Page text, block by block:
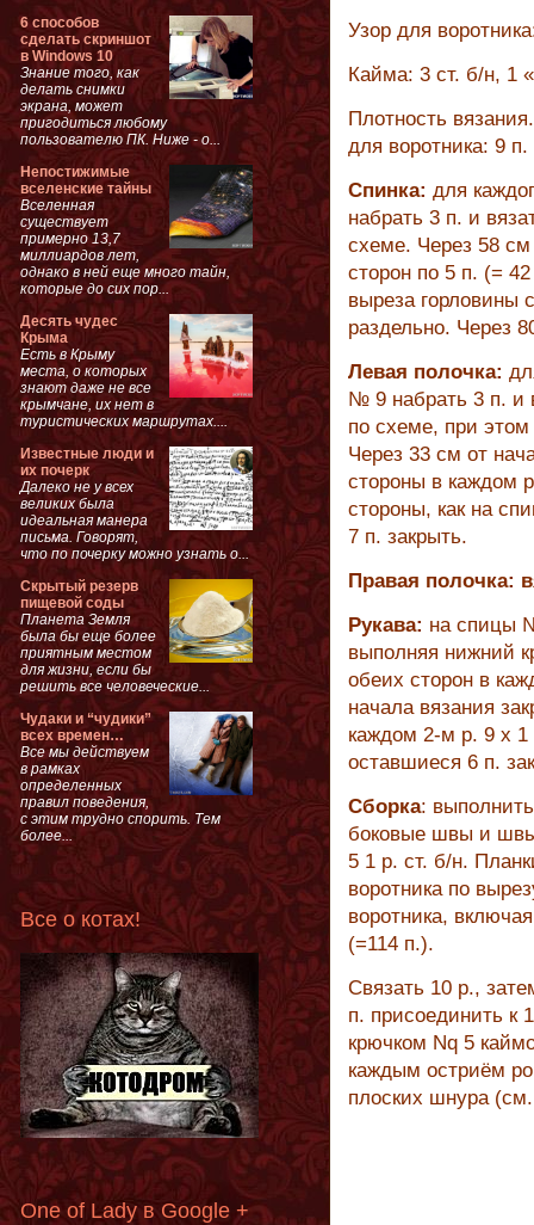
Узор для
Кайма: 3 ст. б/н, 1
Плотность
для воротника: 9
Спинка: для
набрать 3 п. и
схеме. Через 58
сторон по 5 п. (=
выреза горловины
раздельно. Через
Левая полочка:
№ 9 набрать 3 п. и
по схеме, при
Через 33 см от
стороны в каждом
стороны, как на
7 п. закрыть.
Правая полочка:
Рукава: на спицы
выполняя нижний
обеих сторон в
начала вязания
каждом 2-м р. 9 х 1
оставшиеся 6 п.
Сборка:
боковые швы и
5 1 р. ст. б/н.
воротника по
воротника,
(=114 п.).
Связать 10 р.,
п. присоединить к
крючком Nq 5
каждым остриём
плоских шнура (см.
6 способов
сделать скриншот
в Windows 10
Знание того, как
делать снимки
экрана, может
пригодиться любому
пользователю ПК. Ниже - о...
Непостижимые
вселенские тайны
Вселенная
существует
примерно 13,7
миллиардов лет,
однако в ней еще много тайн,
которые до сих пор...
Десять чудес
Крыма
Есть в Крыму
места, о которых
знают даже не все
крымчане, их нет в
туристических маршрутах....
Известные люди и
их почерк
Далеко не у всех
великих была
идеальная манера
письма. Говорят,
что по почерку можно узнать о...
Скрытый резерв
пищевой соды
Планета Земля
была бы еще более
приятным местом
для жизни, если бы
решить все человеческие...
Чудаки и “чудики”
всех времен…
Все мы действуем
в рамках
определенных
правил поведения,
с этим трудно спорить. Тем
более...
Все о котах!
One of Lady в Google +